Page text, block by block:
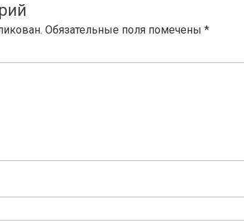
Обязательные поля помечены *